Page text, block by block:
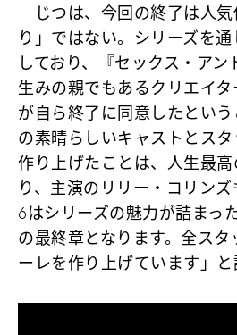
じつは、今回の終了は人
り」ではない。シリーズを
しており、『セックス・ア
生みの親でもあるクリエイ
が自ら終了に同意したとい
の素晴らしいキャストとス
作り上げたことは、人生最
り、主演のリリー・コリン
6はシリーズの魅力が詰まっ
の最終章となります。全ス
ーレを作り上げています」と